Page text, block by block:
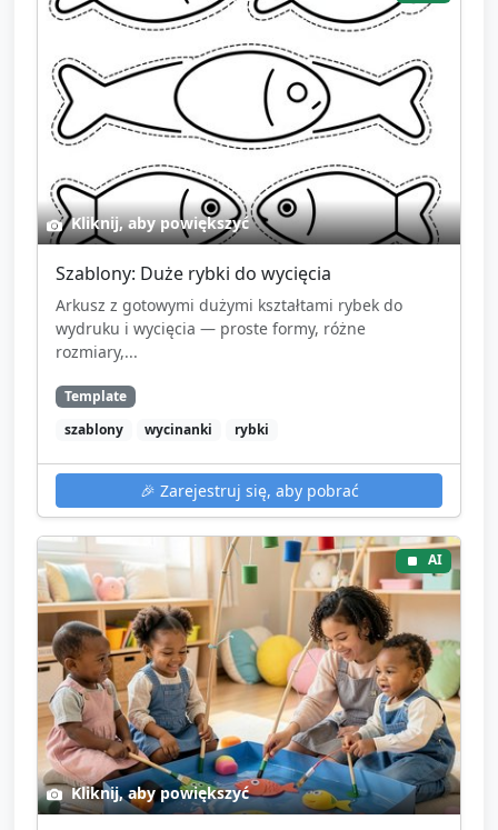
Pożegnanie: każde dziecko zabiera swoją rybkę do
Podsumowanie dla opiekuna: w krótkich słowach
odnotuj obserwacje dotyczące motoryki, kontaktu
wzrokowego, wypowiedzi werbalnych i chęci
uczestnictwa.
Kliknij, aby powiększyć
Szablony: Duże rybki do wycięcia
Arkusz z gotowymi dużymi kształtami rybek do
wydruku i wycięcia — proste formy, różne
rozmiary,...
Template
szablony
wycinanki rybki
🎉 Zarejestruj się, aby pobrać
AI
Kliknij, aby powiększyć